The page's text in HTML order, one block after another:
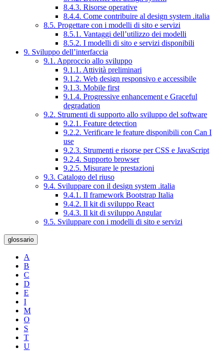
8.4.3. Risorse operative
8.4.4. Come contribuire al design system .italia
8.5. Progettare con i modelli di sito e servizi
8.5.1. Vantaggi dell’utilizzo dei modelli
8.5.2. I modelli di sito e servizi disponibili
9. Sviluppo dell’interfaccia
9.1. Approccio allo sviluppo
9.1.1. Attività preliminari
9.1.2. Web design responsivo e accessibile
9.1.3. Mobile first
9.1.4. Progressive enhancement e Graceful
degradation
9.2. Strumenti di supporto allo sviluppo del software
9.2.1. Feature detection
9.2.2. Verificare le feature disponibili con Can I
use
9.2.3. Strumenti e risorse per CSS e JavaScript
9.2.4. Supporto browser
9.2.5. Misurare le prestazioni
9.3. Catalogo del riuso
9.4. Sviluppare con il design system .italia
9.4.1. Il framework Bootstrap Italia
9.4.2. Il kit di sviluppo React
9.4.3. Il kit di sviluppo Angular
9.5. Sviluppare con i modelli di sito e servizi
glossario
A
B
C
D
E
I
M
O
S
T
U